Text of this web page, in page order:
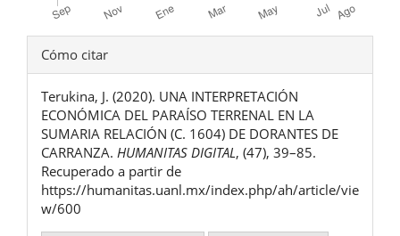
Detalles
del
artículo
Cómo citar
Terukina, J. (2020). UNA INTERPRETACIÓN
ECONÓMICA DEL PARAÍSO TERRENAL EN LA
SUMARIA RELACIÓN (C. 1604) DE DORANTES DE
CARRANZA. HUMANITAS DIGITAL, (47), 39–85.
Recuperado a partir de
https://humanitas.uanl.mx/index.php/ah/article/vie
w/600